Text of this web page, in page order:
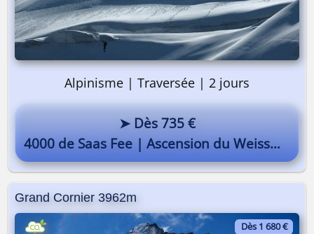
Alpinisme | Traversée | 2 jours
➤ Dès 735 €
4000 de Saas Fee | Ascension du Weissmies
Grand Cornier 3962m
Dès 1 680 €